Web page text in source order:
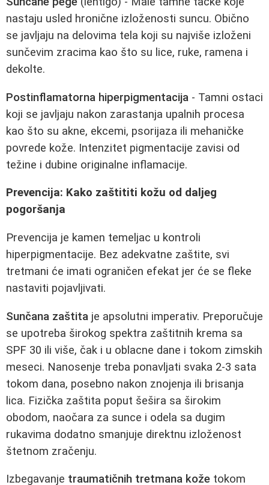
nastaju usled hronične izloženosti suncu. Obično
se javljaju na delovima tela koji su najviše izloženi
sunčevim zracima kao što su lice, ruke, ramena i
dekolte.
Postinflamatorna hiperpigmentacija - Tamni ostaci
koji se javljaju nakon zarastanja upalnih procesa
kao što su akne, ekcemi, psorijaza ili mehaničke
povrede kože. Intenzitet pigmentacije zavisi od
težine i dubine originalne inflamacije.
Prevencija: Kako zaštititi kožu od daljeg
pogoršanja
Prevencija je kamen temeljac u kontroli
hiperpigmentacije. Bez adekvatne zaštite, svi
tretmani će imati ograničen efekat jer će se fleke
nastaviti pojavljivati.
Sunčana zaštita je apsolutni imperativ. Preporučuje
se upotreba širokog spektra zaštitnih krema sa
SPF 30 ili više, čak i u oblacne dane i tokom zimskih
meseci. Nanosenje treba ponavljati svaka 2-3 sata
tokom dana, posebno nakon znojenja ili brisanja
lica. Fizička zaštita poput šešira sa širokim
obodom, naočara za sunce i odela sa dugim
rukavima dodatno smanjuje direktnu izloženost
štetnom zračenju.
Izbegavanje traumatičnih tretmana kože tokom